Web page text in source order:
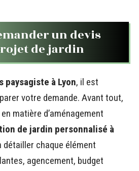
un devis
de jardin
paysagiste à Lyon, il est
votre demande. Avant tout,
matière d’aménagement
de jardin personnalisé à
détailler chaque élément
agencement, budget